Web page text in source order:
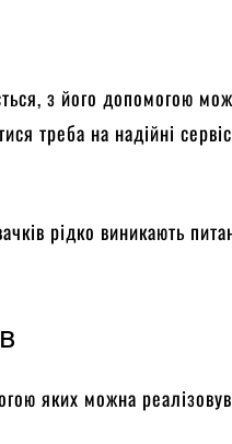
з його допомогою
треба на надійні
рідко виникають
яких можна